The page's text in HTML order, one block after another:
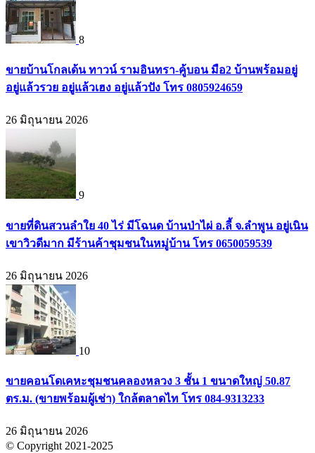
8
ขายบ้านโกลเด้น ทาวน์ รามอินทรา-คู้บอน มือ2 บ้านพร้อมอยู่
อยู่แล้วรวย อยู่แล้วเฮง อยู่แล้วปัง โทร 0805924659
26 มิถุนายน 2026
9
ขายที่ดินสวนลำใย 40 ไร่ มีโฉนด บ้านป่าไผ่ อ.ลี้ จ.ลำพูน อยู่เนิน
เขาวิวดีมาก มีร้านค้าชุมชนในหมู่บ้าน โทร 0650059539
26 มิถุนายน 2026
10
ขายคอนโดเคหะชุมชนคลองหลวง 3 ชั้น 1 ขนาดใหญ่ 50.87
ตร.ม. (ขายพร้อมผู้เช่า) ใกล้ตลาดไท โทร 084-9313233
26 มิถุนายน 2026
© Copyright 2021-2025